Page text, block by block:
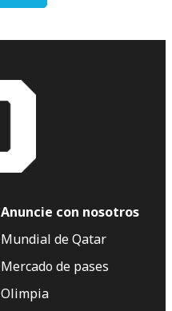
Anuncie con nosotros
Mundial de Qatar
Mercado de pases
Olimpia